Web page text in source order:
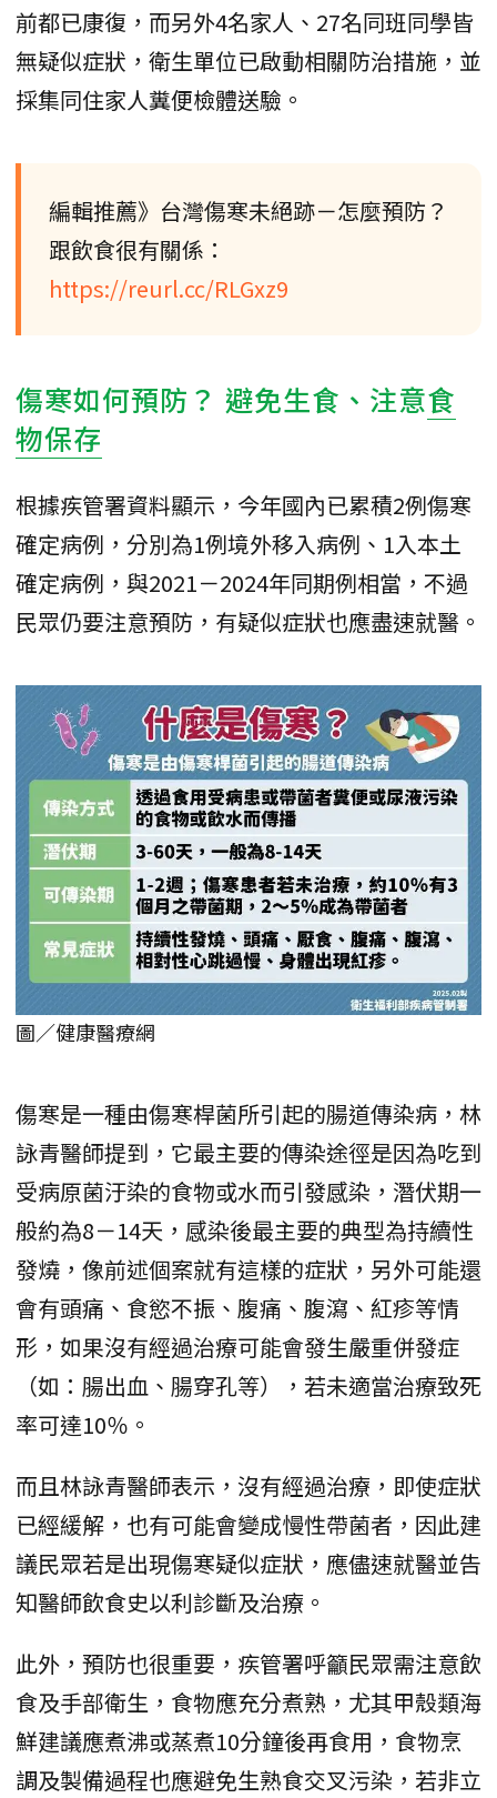
前都已康復，而另外4名家人、27名同班同學皆
無疑似症狀，衛生單位已啟動相關防治措施，並
採集同住家人糞便檢體送驗。
編輯推薦》台灣傷寒未絕跡－怎麼預防？
跟飲食很有關係：
https://reurl.cc/RLGxz9
傷寒如何預防？ 避免生食、注意食
物保存
根據疾管署資料顯示，今年國內已累積2例傷寒
確定病例，分別為1例境外移入病例、1入本土
確定病例，與2021－2024年同期例相當，不過
民眾仍要注意預防，有疑似症狀也應盡速就醫。
圖／健康醫療網
傷寒是一種由傷寒桿菌所引起的腸道傳染病，林
詠青醫師提到，它最主要的傳染途徑是因為吃到
受病原菌汙染的食物或水而引發感染，潛伏期一
般約為8－14天，感染後最主要的典型為持續性
發燒，像前述個案就有這樣的症狀，另外可能還
會有頭痛、食慾不振、腹痛、腹瀉、紅疹等情
形，如果沒有經過治療可能會發生嚴重併發症
（如：腸出血、腸穿孔等），若未適當治療致死
率可達10％。
而且林詠青醫師表示，沒有經過治療，即使症狀
已經緩解，也有可能會變成慢性帶菌者，因此建
議民眾若是出現傷寒疑似症狀，應儘速就醫並告
知醫師飲食史以利診斷及治療。
此外，預防也很重要，疾管署呼籲民眾需注意飲
食及手部衛生，食物應充分煮熟，尤其甲殼類海
鮮建議應煮沸或蒸煮10分鐘後再食用，食物烹
調及製備過程也應避免生熟食交叉污染，若非立